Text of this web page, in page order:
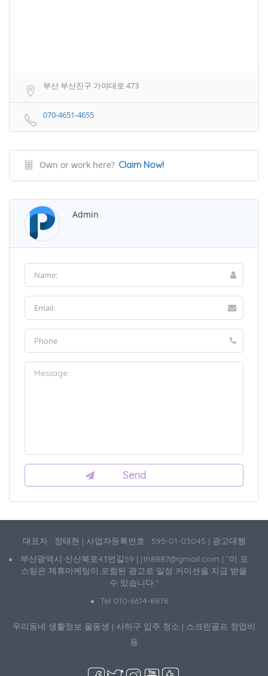
부산 부산진구 가야대로 473
070-4651-4655
Own or work here? Claim Now!
Admin
대표자 : 정태현 | 사업자등록번호 : 595-01-03045 | 광고대행
부산광역시 신산북로43번길59 | jth8887@gmail.com | "이 포
스팅은 제휴마케팅이 포함된 광고로 일정 커미션을 지급 받을
수 있습니다."
Tel 010-6614-8876
우리동네 생활정보 울동생 | 사하구 입주 청소 | 스크린골프 창업비
용